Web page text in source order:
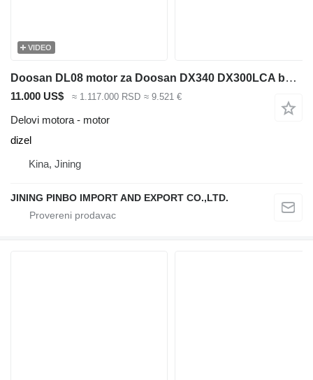
VIDEO
Doosan DL08 motor za Doosan DX340 DX300LCA bagera
11.000 US$ ≈ 1.117.000 RSD ≈ 9.521 €
Delovi motora - motor
dizel
Kina, Jining
JINING PINBO IMPORT AND EXPORT CO.,LTD.